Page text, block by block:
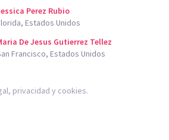
Perez Rubio
Estados Unidos
De Jesus Gutierrez Tellez
Francisco, Estados Unidos
, privacidad y cookies.